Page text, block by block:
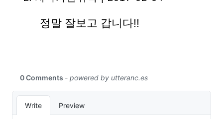
정말 잘보고 갑니다!!